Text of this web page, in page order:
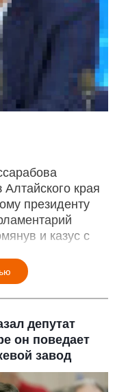
края
президенту
и казус с
депутат
он поведает
завод